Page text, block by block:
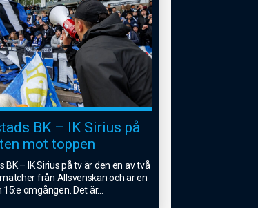
BK – IK Sirius på
mot toppen
BK – IK Sirius på tv är den en av två
från Allsvenskan och är en
15:e omgången. Det är...